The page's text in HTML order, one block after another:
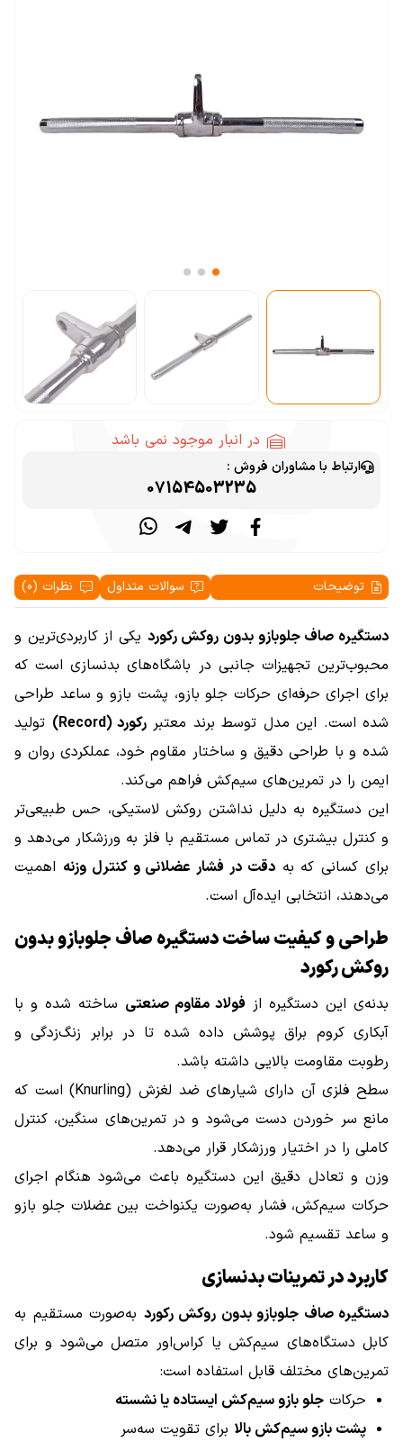
در انبار موجود نمی باشد
ارتباط با مشاوران فروش :
07154503235
توضیحات سوالات متداول نظرات (0)
دستگیره صاف جلوبازو بدون روکش رکورد یکی از کاربردی‌ترین و
محبوب‌ترین تجهیزات جانبی در باشگاه‌های بدنسازی است که
برای اجرای حرفه‌ای حرکات جلو بازو، پشت بازو و ساعد طراحی
شده است. این مدل توسط برند معتبررکورد (Record)
تولید
شده و با طراحی دقیق و ساختار مقاوم خود، عملکردی روان و
ایمن را در تمرین‌های سیم‌کش فراهم می‌کند.
این دستگیره به دلیل نداشتن روکش لاستیکی، حس طبیعی‌تر
و کنترل بیشتری در تماس مستقیم با فلز به ورزشکار می‌دهد و
برای کسانی که بهدقت در فشار عضلانی و کنترل وزنه اهمیت
می‌دهند، انتخابی ایده‌آل است.
طراحی و کیفیت ساخت دستگیره صاف جلوبازو بدون
روکش رکورد
بدنه‌ی این دستگیره از فولاد مقاوم صنعتی ساخته شده و با
آبکاری کروم براق پوشش داده شده تا در برابر زنگ‌زدگی و
رطوبت مقاومت بالایی داشته باشد.
سطح فلزی آن دارای شیارهای ضد لغزش (Knurling) است که
مانع سر خوردن دست می‌شود و در تمرین‌های سنگین، کنترل
کاملی را در اختیار ورزشکار قرار می‌دهد.
وزن و تعادل دقیق این دستگیره باعث می‌شود هنگام اجرای
حرکات سیم‌کش، فشار به‌صورت یکنواخت بین عضلات جلو بازو
و ساعد تقسیم شود.
کاربرد در تمرینات بدنسازی
دستگیره صاف جلوبازو بدون روکش رکورد به‌صورت مستقیم به
کابل دستگاه‌های سیم‌کش یا کراس‌اور متصل می‌شود و برای
تمرین‌های مختلف قابل استفاده است:
حرکات جلو بازو سیم‌کش ایستاده یا نشسته
پشت بازو سیم‌کش بالا برای تقویت سه‌سر